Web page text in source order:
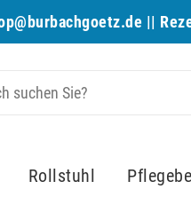
||
Rollstuhl